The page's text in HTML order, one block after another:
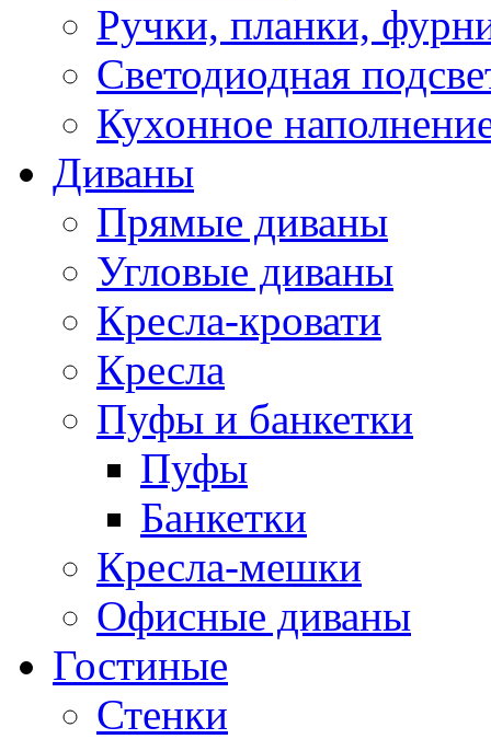
Ручки, планки,
Светодиодная
Кухонное
Диваны
Прямые диваны
Угловые диваны
Кресла-кровати
Кресла
Пуфы и банкетки
Пуфы
Банкетки
Кресла-мешки
Офисные диваны
Гостиные
Стенки